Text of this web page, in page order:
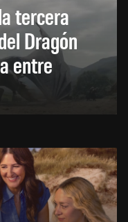
tercera
Dragón
entre